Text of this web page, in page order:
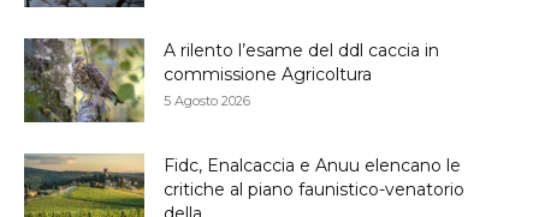
A rilento l’esame del ddl caccia in
commissione Agricoltura
5 Agosto 2026
Fidc, Enalcaccia e Anuu elencano le
critiche al piano faunistico-venatorio